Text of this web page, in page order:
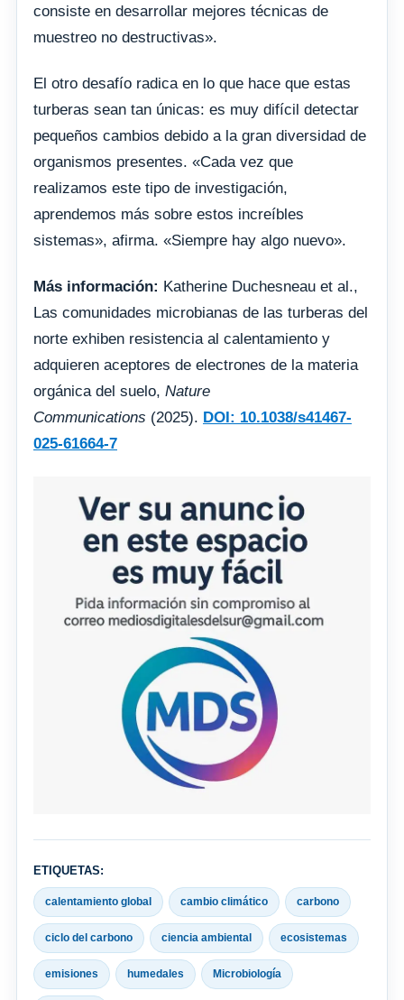
consiste en desarrollar mejores técnicas de
muestreo no destructivas».
El otro desafío radica en lo que hace que estas
turberas sean tan únicas: es muy difícil detectar
pequeños cambios debido a la gran diversidad de
organismos presentes. «Cada vez que
realizamos este tipo de investigación,
aprendemos más sobre estos increíbles
sistemas», afirma. «Siempre hay algo nuevo».
Más información: Katherine Duchesneau et al.,
Las comunidades microbianas de las turberas del
norte exhiben resistencia al calentamiento y
adquieren aceptores de electrones de la materia
orgánica del suelo, Nature
Communications (2025). DOI: 10.1038/s41467-
025-61664-7
ETIQUETAS:
calentamiento global cambio climático carbono
ciclo del carbono ciencia ambiental ecosistemas
emisiones humedales Microbiología